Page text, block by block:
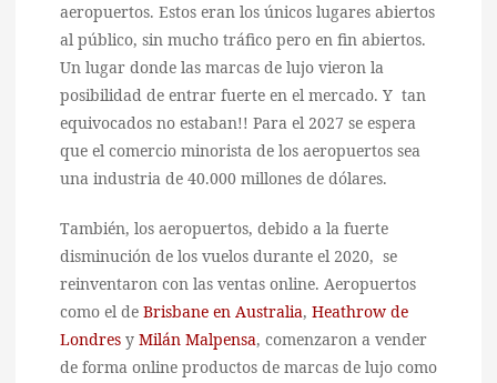
aeropuertos. Estos eran los únicos lugares abiertos
al público, sin mucho tráfico pero en fin abiertos.
Un lugar donde las marcas de lujo vieron la
posibilidad de entrar fuerte en el mercado. Y tan
equivocados no estaban!! Para el 2027 se espera
que el comercio minorista de los aeropuertos sea
una industria de 40.000 millones de dólares.
También, los aeropuertos, debido a la fuerte
disminución de los vuelos durante el 2020, se
reinventaron con las ventas online. Aeropuertos
como el de Brisbane en Australia, Heathrow de
Londres y Milán Malpensa, comenzaron a vender
de forma online productos de marcas de lujo como